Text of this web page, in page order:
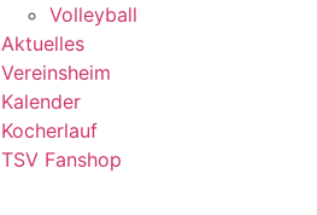
Volleyball
Aktuelles
Vereinsheim
Kalender
Kocherlauf
TSV Fanshop